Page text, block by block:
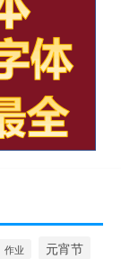
作业 元宵节